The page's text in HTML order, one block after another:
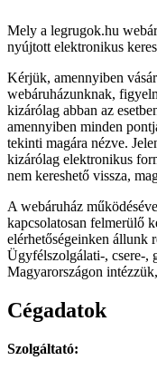
Mely a legrugok.hu
nyújtott elektronikus
Kérjük, amennyiben
webáruházunknak,
kizárólag abban az
amennyiben minden
tekinti magára nézve.
kizárólag elektronikus
nem kereshető vissza,
A webáruház
kapcsolatosan felmerülő
elérhetőségeinken állunk
Ügyfélszolgálati-, csere-,
Magyarországon
Cégadatok
Szolgáltató: